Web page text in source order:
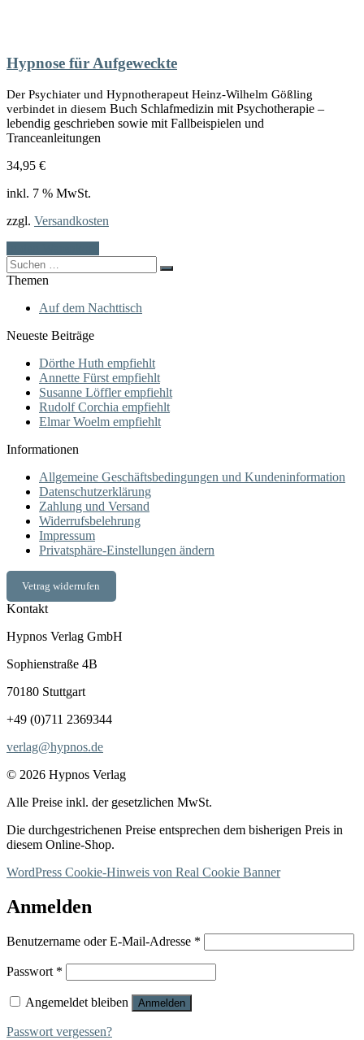
Hypnose für Aufgeweckte
Der Psychiater und Hypnotherapeut Heinz-Wilhelm Gößling
verbindet in diesem Buch Schlafmedizin mit Psychotherapie –
lebendig geschrieben sowie mit Fallbeispielen und
Tranceanleitungen
34,95 €
inkl. 7 % MwSt.
zzgl. Versandkosten
Search
for:
Themen
Auf dem Nachttisch
Neueste Beiträge
Dörthe Huth empfiehlt
Annette Fürst empfiehlt
Susanne Löffler empfiehlt
Rudolf Corchia empfiehlt
Elmar Woelm empfiehlt
Informationen
Allgemeine Geschäftsbedingungen und Kundeninformation
Datenschutzerklärung
Zahlung und Versand
Widerrufsbelehrung
Impressum
Privatsphäre-Einstellungen ändern
Vetrag widerrufen
Kontakt
Hypnos Verlag GmbH
Sophienstraße 4B
70180 Stuttgart
+49 (0)711 2369344
verlag@hypnos.de
© 2026 Hypnos Verlag
Alle Preise inkl. der gesetzlichen MwSt.
Die durchgestrichenen Preise entsprechen dem bisherigen Preis in
diesem Online-Shop.
WordPress Cookie-Hinweis von Real Cookie Banner
Anmelden
Benutzername oder E-Mail-Adresse *
Passwort *
Angemeldet bleiben Anmelden
Passwort vergessen?